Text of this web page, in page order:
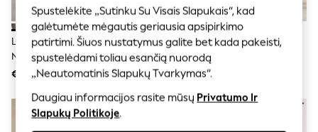
Underwear
Socks & Tights
Multipacks
All Girls Sports & Swimwear
Trainers & Pumps
Swimwear
Leggings
Shorts
Joggers
Leopardo Spauda - Džinsai
Nėščiosioms Su Statinės Formos
Gobtuvu
€45
Mėlyna - Pakelkite Plonus Ir
Formuokite Aptemptus Džinsus
€54
NAUJA
Spustelėkite „Sutinku Su Visais Slapukais“, kad
galėtumėte mėgautis geriausia apsipirkimo
patirtimi. Šiuos nustatymus galite bet kada pakeisti,
spustelėdami toliau esančią nuorodą
„Neautomatinis Slapukų Tvarkymas“.
Daugiau informacijos rasite mūsų Privatumo Ir
Slapukų Politikoje.